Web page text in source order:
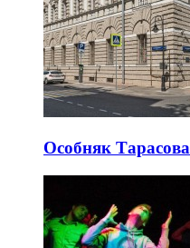
Особняк Тарасова